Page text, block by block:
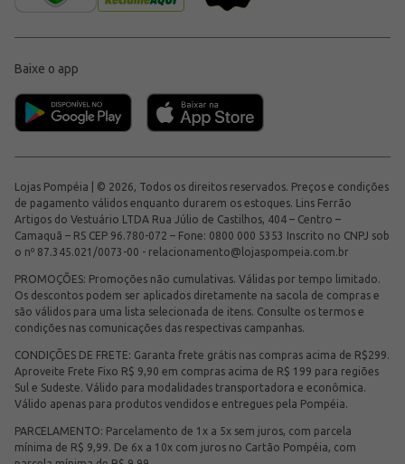
Baixe o app
Lojas Pompéia | © 2026, Todos os direitos reservados. Preços e condições
de pagamento válidos enquanto durarem os estoques. Lins Ferrão
Artigos do Vestuário LTDA Rua Júlio de Castilhos, 404 – Centro –
Camaquã – RS CEP 96.780-072 – Fone: 0800 000 5353 Inscrito no CNPJ sob
o nº 87.345.021/0073-00 - relacionamento@lojaspompeia.com.br
PROMOÇÕES: Promoções não cumulativas. Válidas por tempo limitado.
Os descontos podem ser aplicados diretamente na sacola de compras e
são válidos para uma lista selecionada de itens. Consulte os termos e
condições nas comunicações das respectivas campanhas.
CONDIÇÕES DE FRETE: Garanta frete grátis nas compras acima de R$299.
Aproveite Frete Fixo R$ 9,90 em compras acima de R$ 199 para regiões
Sul e Sudeste. Válido para modalidades transportadora e econômica.
Válido apenas para produtos vendidos e entregues pela Pompéia.
PARCELAMENTO: Parcelamento de 1x a 5x sem juros, com parcela
mínima de R$ 9,99. De 6x a 10x com juros no Cartão Pompéia, com